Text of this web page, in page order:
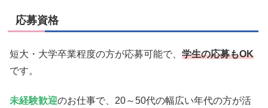
応募資格
短大・大学卒業程度の方が応募可能で、 学生の応募もOK
です。
未経験歓迎のお仕事で、20～50代の幅広い年代の方が活